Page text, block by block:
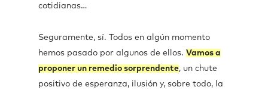
cotidianas…
Seguramente, sí. Todos en algún momento
hemos pasado por algunos de ellos. Vamos a
proponer un remedio sorprendente, un chute
positivo de esperanza, ilusión y, sobre todo, la